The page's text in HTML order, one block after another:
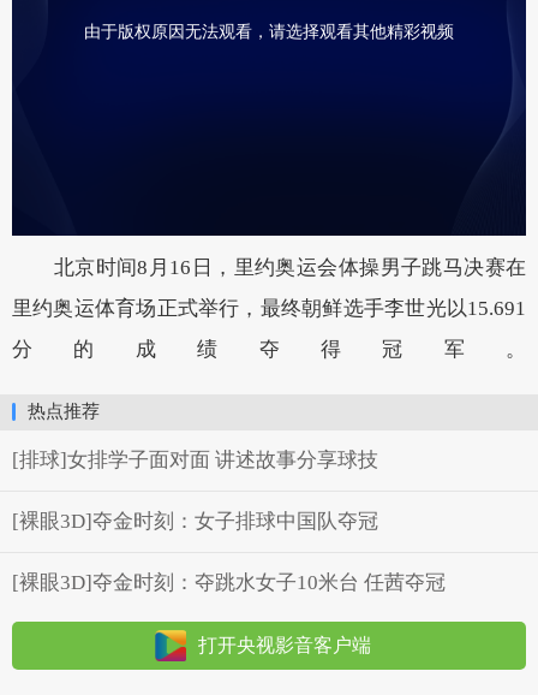
由于版权原因无法观看，请选择观看其他精彩视频
北京时间8月16日，里约奥运会体操男子跳马决赛在
里约奥运体育场正式举行，最终朝鲜选手李世光以15.691
分的成绩夺得冠军。
热点推荐
[排球]女排学子面对面 讲述故事分享球技
[裸眼3D]夺金时刻：女子排球中国队夺冠
[裸眼3D]夺金时刻：夺跳水女子10米台 任茜夺冠
打开央视影音客户端